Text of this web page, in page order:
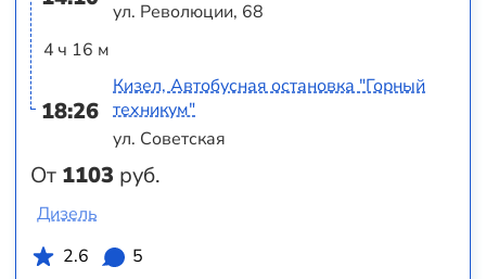
4 ч 16 м
18:26
От 1103 руб.
ул. Революции, 68
Кизел, Автобусная остановка "Горный
техникум"
ул. Советская
Дизель
2.6
5